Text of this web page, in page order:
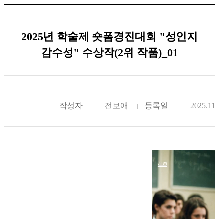
2025년 학술제 숏폼경진대회 "성인지
감수성" 수상작(2위 작품)_01
작성자 전보애 등록일